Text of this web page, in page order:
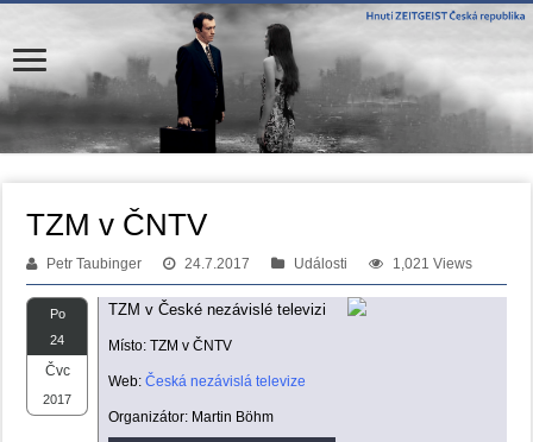
TZM v ČNTV
Petr Taubinger 24.7.2017 Události 1,021 Views
Po
24
Čvc
2017
TZM v České nezávislé televizi
Místo: TZM v ČNTV
Web:Česká nezávislá televize
Organizátor: Martin Böhm